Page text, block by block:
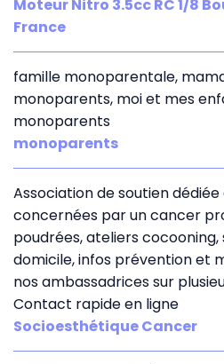
Moteur Nitro 3.5cc RC 1/8
France
famille monoparentale,
monoparents, moi et mes
monoparents
monoparents
Association de soutien
concernées par un cancer
poudrées, ateliers
domicile, infos prévention et
nos ambassadrices sur
Contact rapide en ligne
Socioesthétique Cancer